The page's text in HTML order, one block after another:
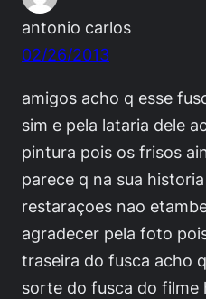
antonio carlos
02/26/2013
amigos acho q esse
sim e pela lataria dele
pintura pois os frisos
parece q na sua
restaraçoes nao
agradecer pela foto
traseira do fusca acho
sorte do fusca do filme